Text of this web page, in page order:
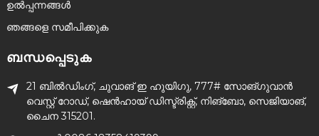
ഉൽപ്പന്നങ്ങൾ
ഞങ്ങളെ സമീപിക്കുക
ബന്ധപ്പെടുക
21 ബിൽഡിംഗ്, ചുവാങ് ഇ ഹുയിഗു, 777# സോങ്ഗുവാൻ
വെസ്റ്റ് റോഡ്, ഷെൻഹായ് ഡിസ്ട്രിക്റ്റ്, നിങ്ബോ, സെജിയാങ്,
ചൈന 315201.